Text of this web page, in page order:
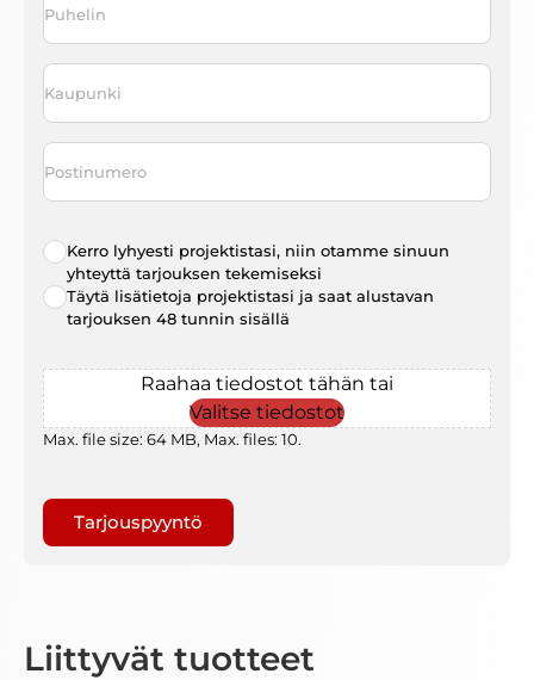
Kaupunki
Postinumero
Radio
choice*
Kerro lyhyesti projektistasi, niin otamme sinuun
yhteyttä tarjouksen tekemiseksi
Täytä lisätietoja projektistasi ja saat alustavan
tarjouksen 48 tunnin sisällä
File
Raahaa tiedostot tähän tai
Valitse tiedostot
Max. file size: 64 MB, Max. files: 10.
Liittyvät tuotteet